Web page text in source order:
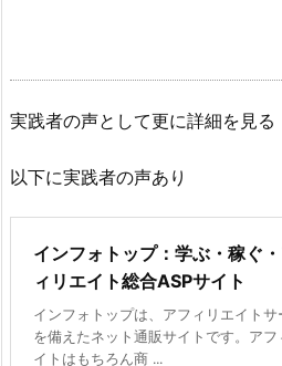
実践者の声として更に詳細を見る
以下に実践者の声あり
インフォトップ：学ぶ・稼ぐ
ィリエイト総合ASPサイト
インフォトップは、アフィリエイトサ
を備えたネット通販サイトです。アフ
イトはもちろん商 ...